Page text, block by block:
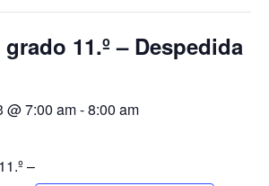
11.º – Despedida
@ 7:00 am-8:00 am
–